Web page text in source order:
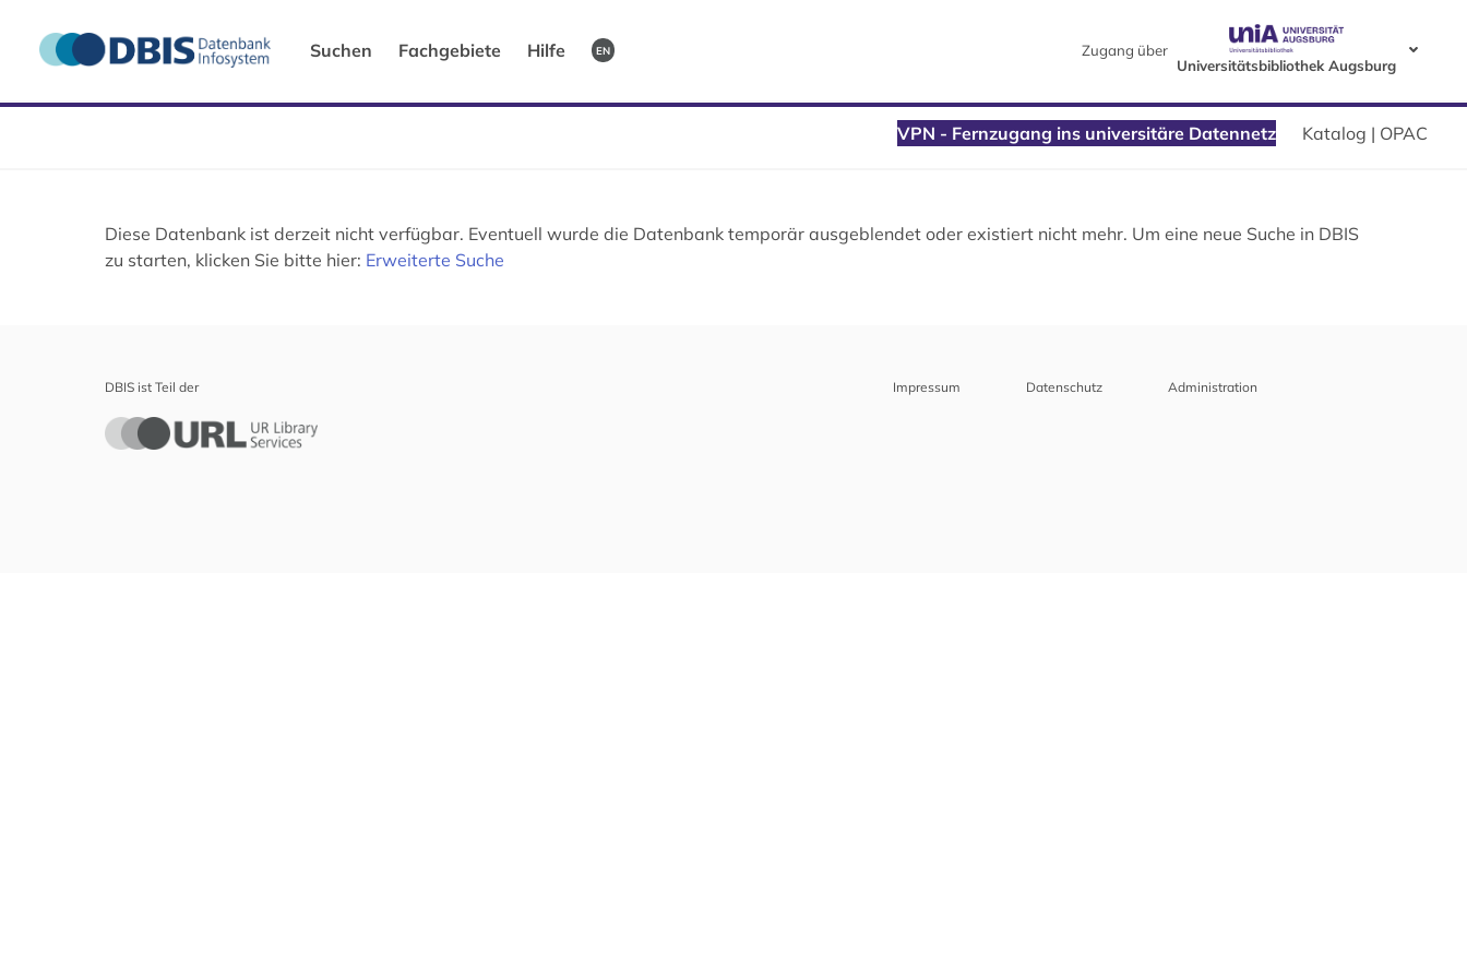
Suchen Fachgebiete Hilfe EN
Zugang über
Universitätsbibliothek Augsburg
VPN - Fernzugang ins universitäre Datennetz Katalog | OPAC
Diese Datenbank ist derzeit nicht verfügbar. Eventuell wurde die Datenbank temporär ausgeblendet oder existiert nicht mehr. Um eine neue Suche in DBIS
zu starten, klicken Sie bitte hier: Erweiterte Suche
DBIS ist Teil der Impressum Datenschutz Administration